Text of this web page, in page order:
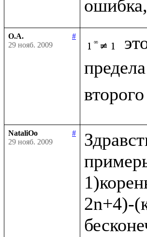
О.А.
#
29 нояб. 2009
NataliOo
#
29 нояб. 2009
2n+4)-